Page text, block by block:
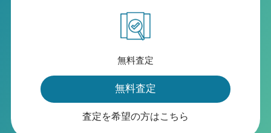
無料査定
無料査定
査定を希望の方はこちら